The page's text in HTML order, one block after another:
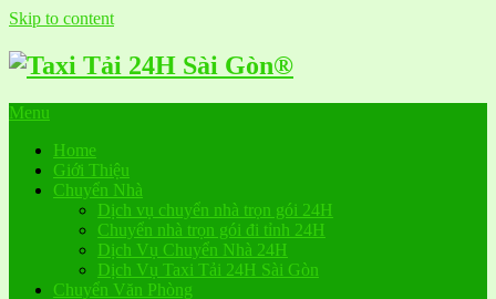
Skip to content
Menu
Home
Giới Thiệu
Chuyển Nhà
Dịch vụ chuyển nhà trọn gói 24H
Chuyển nhà trọn gói đi tỉnh 24H
Dịch Vụ Chuyển Nhà 24H
Dịch Vụ Taxi Tải 24H Sài Gòn
Chuyển Văn Phòng